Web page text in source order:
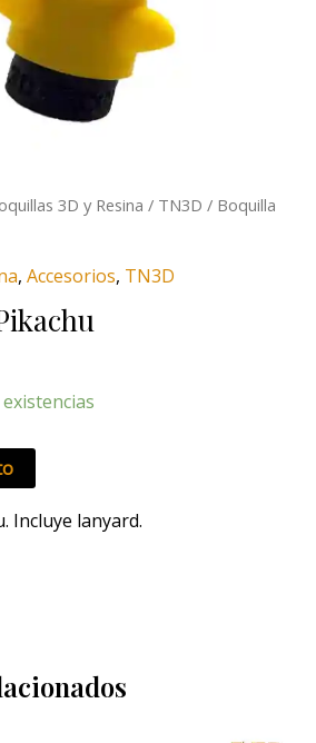
3D y Resina / TN3D / Boquilla
, Accesorios, TN3D
Incluye lanyard.